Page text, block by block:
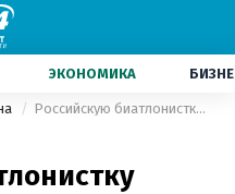
ЭКОНОМИКА
Российскую биатлонистку дисквалифицировали за пропуск трех допинг-тестов